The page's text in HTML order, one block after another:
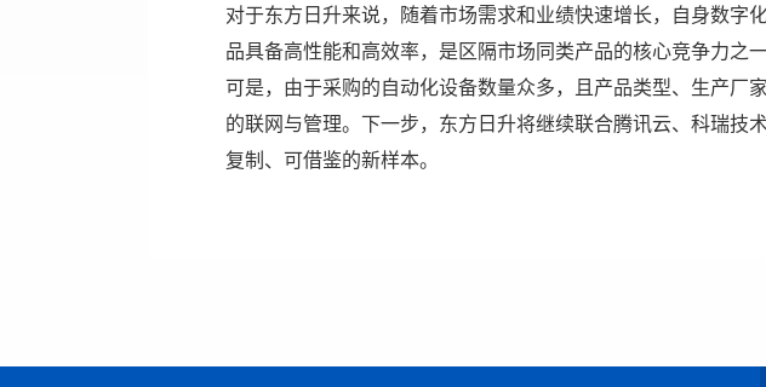
对于东方日升来说，随着市场需求和业绩快速增长，自身数字
品具备高性能和高效率，是区隔市场同类产品的核心竞争力之
可是，由于采购的自动化设备数量众多，且产品类型、生产
的联网与管理。下一步，东方日升将继续联合腾讯云、科瑞
复制、可借鉴的新样本。